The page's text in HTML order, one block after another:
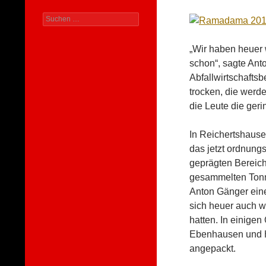
„Wir haben
schon“, sagte
trocken, die
die Leute die
In
das jetzt
geprägten
gesammelten
Anton Gänger
sich heuer auch
hatten. In
Ebenhausen und
angepackt.
Suchen
nach: